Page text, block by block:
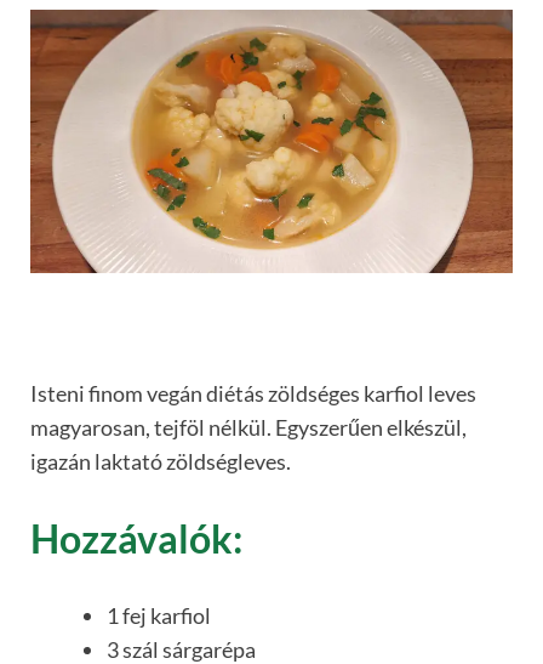
Isteni finom vegán diétás zöldséges karfiol leves
magyarosan, tejföl nélkül. Egyszerűen elkészül,
igazán laktató zöldségleves.
Hozzávalók:
1 fej karfiol
3 szál sárgarépa